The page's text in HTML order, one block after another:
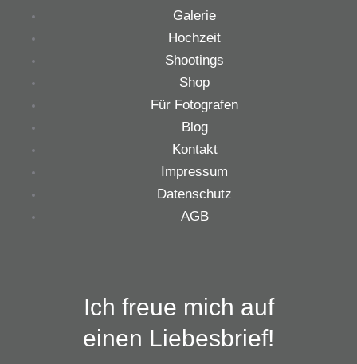
Galerie
Hochzeit
Shootings
Shop
Für Fotografen
Blog
Kontakt
Impressum
Datenschutz
AGB
Ich freue mich auf
einen Liebesbrief!